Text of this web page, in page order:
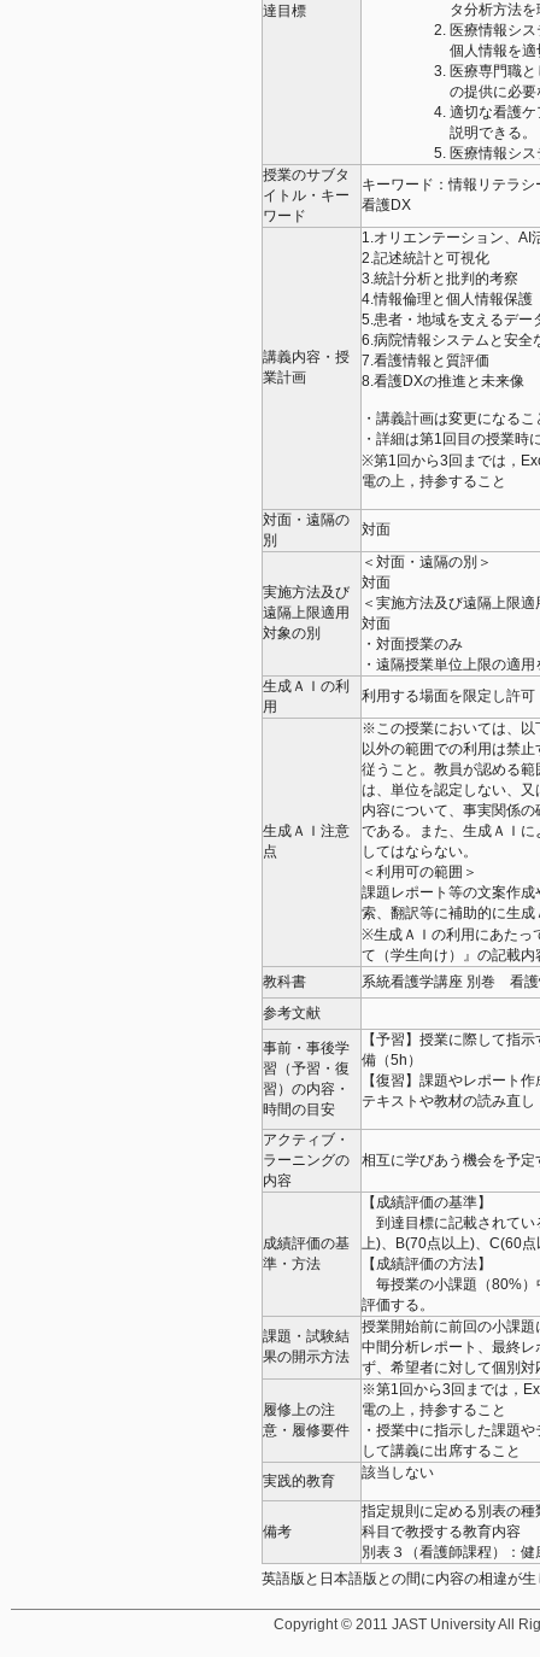
達目標
タ分析方法
医療情報シ
個人情報を
医療専門職
の提供に必
適切な看護
説明できる。
医療情報シ
授業のサブタ
イトル・キー
ワード
キーワード：情報リテラ
看護DX
講義内容・授
業計画
1.オリエンテーション、AI
2.記述統計と可視化
3.統計分析と批判的考察
4.情報倫理と個人情報保護
5.患者・地域を支えるデー
6.病院情報システムと安全
7.看護情報と質評価
8.看護DXの推進と未来像
・講義計画は変更になる
・詳細は第1回目の授業時
※第1回から3回までは，
電の上，持参すること
対面・遠隔の
別
対面
実施方法及び
遠隔上限適用
対象の別
＜対面・遠隔の別＞
対面
＜実施方法及び遠隔上限
対面
・対面授業のみ
・遠隔授業単位上限の適
生成ＡＩの利
用
利用する場面を限定し許可
生成ＡＩ注意
点
※この授業においては、以
以外の範囲での利用は禁
従うこと。教員が認める
は、単位を認定しない、
内容について、事実関係
である。また、生成ＡＩ
してはならない。
＜利用可の範囲＞
課題レポート等の文案作
索、翻訳等に補助的に生
※生成ＡＩの利用にあたっ
て（学生向け）』の記載
教科書
系統看護学講座 別巻
参考文献
事前・事後学
習（予習・復
習）の内容・
時間の目安
【予習】授業に際して指
備（5h）
【復習】課題やレポート
テキストや教材の読み直し
アクティブ・
ラーニングの
内容
相互に学びあう機会を予定
成績評価の基
準・方法
【成績評価の基準】
到達目標に記載されてい
上)、B(70点以上)、C(60
【成績評価の方法】
毎授業の小課題（80%）
評価する。
課題・試験結
果の開示方法
授業開始前に前回の小課
中間分析レポート、最終
ず、希望者に対して個別対
履修上の注
意・履修要件
※第1回から3回までは，
電の上，持参すること
・授業中に指示した課題
して講義に出席すること
実践的教育
該当しない
備考
指定規則に定める別表の
科目で教授する教育内容
別表３（看護師課程）：
英語版と日本語版との間に内容の相違が